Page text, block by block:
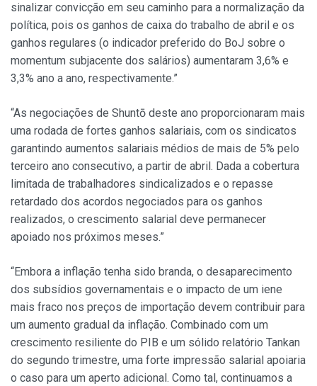
sinalizar convicção em seu caminho para a normalização da
política, pois os ganhos de caixa do trabalho de abril e os
ganhos regulares (o indicador preferido do BoJ sobre o
momentum subjacente dos salários) aumentaram 3,6% e
3,3% ano a ano, respectivamente.”
“As negociações de Shuntō deste ano proporcionaram mais
uma rodada de fortes ganhos salariais, com os sindicatos
garantindo aumentos salariais médios de mais de 5% pelo
terceiro ano consecutivo, a partir de abril. Dada a cobertura
limitada de trabalhadores sindicalizados e o repasse
retardado dos acordos negociados para os ganhos
realizados, o crescimento salarial deve permanecer
apoiado nos próximos meses.”
“Embora a inflação tenha sido branda, o desaparecimento
dos subsídios governamentais e o impacto de um iene
mais fraco nos preços de importação devem contribuir para
um aumento gradual da inflação. Combinado com um
crescimento resiliente do PIB e um sólido relatório Tankan
do segundo trimestre, uma forte impressão salarial apoiaria
o caso para um aperto adicional. Como tal, continuamos a